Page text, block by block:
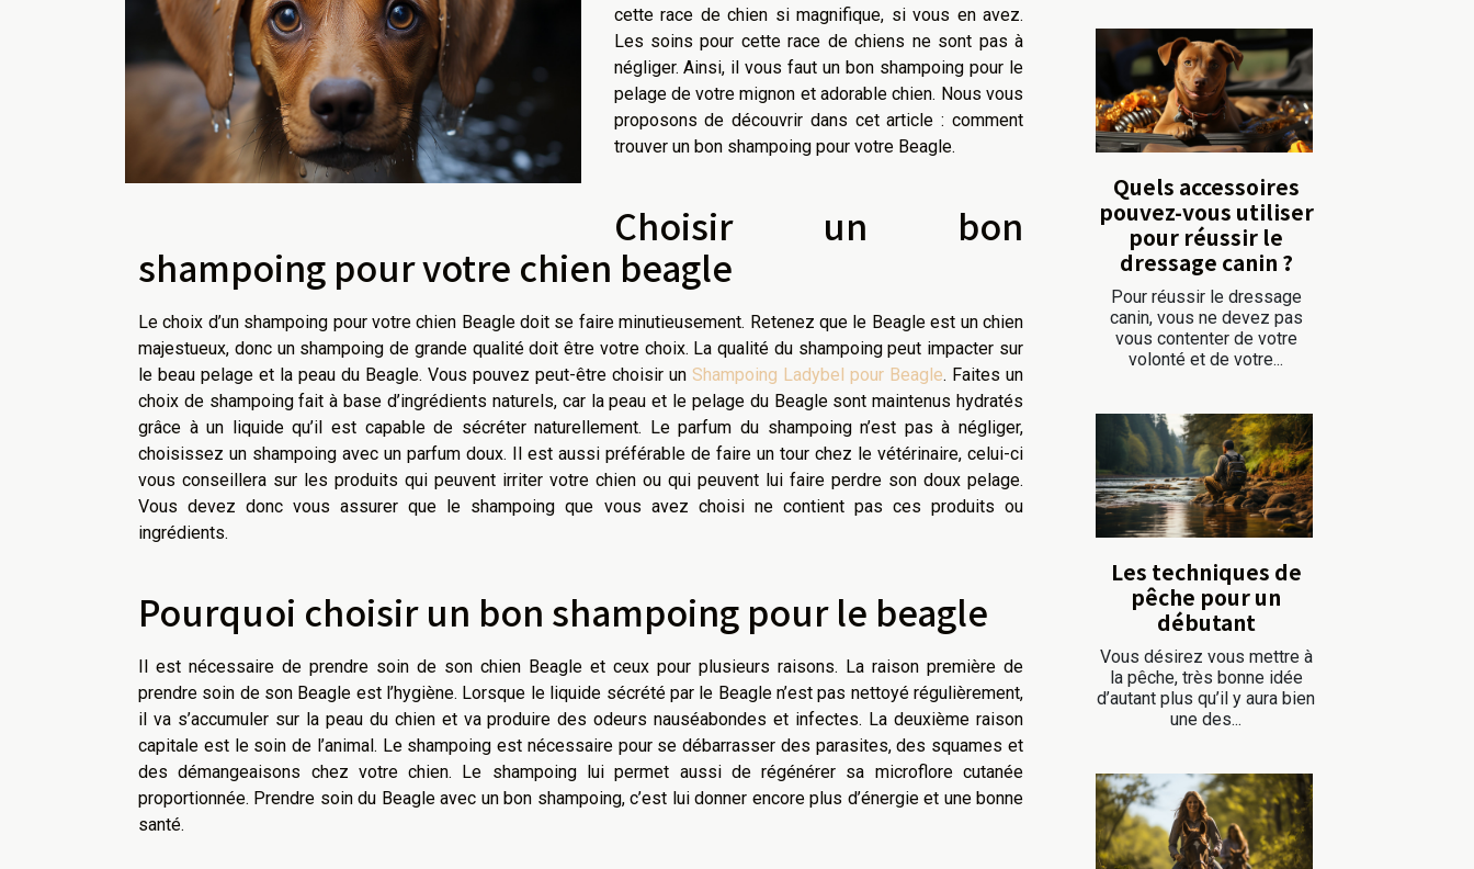
cette race de chien si magnifique, si vous en avez.
Les soins pour cette race de chiens ne sont pas à
négliger. Ainsi, il vous faut un bon shampoing pour le
pelage de votre mignon et adorable chien. Nous vous
proposons de découvrir dans cet article : comment
trouver un bon shampoing pour votre Beagle.
Choisir un bon
shampoing pour votre chien beagle
Le choix d’un shampoing pour votre chien Beagle doit se faire minutieusement. Retenez que le Beagle est un chien
majestueux, donc un shampoing de grande qualité doit être votre choix. La qualité du shampoing peut impacter sur
le beau pelage et la peau du Beagle. Vous pouvez peut-être choisir un Shampoing Ladybel pour Beagle. Faites un
choix de shampoing fait à base d’ingrédients naturels, car la peau et le pelage du Beagle sont maintenus hydratés
grâce à un liquide qu’il est capable de sécréter naturellement. Le parfum du shampoing n’est pas à négliger,
choisissez un shampoing avec un parfum doux. Il est aussi préférable de faire un tour chez le vétérinaire, celui-ci
vous conseillera sur les produits qui peuvent irriter votre chien ou qui peuvent lui faire perdre son doux pelage.
Vous devez donc vous assurer que le shampoing que vous avez choisi ne contient pas ces produits ou
ingrédients.
Pourquoi choisir un bon shampoing pour le beagle
Il est nécessaire de prendre soin de son chien Beagle et ceux pour plusieurs raisons. La raison première de
prendre soin de son Beagle est l’hygiène. Lorsque le liquide sécrété par le Beagle n’est pas nettoyé régulièrement,
il va s’accumuler sur la peau du chien et va produire des odeurs nauséabondes et infectes. La deuxième raison
capitale est le soin de l’animal. Le shampoing est nécessaire pour se débarrasser des parasites, des squames et
des démangeaisons chez votre chien. Le shampoing lui permet aussi de régénérer sa microflore cutanée
proportionnée. Prendre soin du Beagle avec un bon shampoing, c’est lui donner encore plus d’énergie et une bonne
santé.
Quels accessoires
pouvez-vous utiliser
pour réussir le
dressage canin ?
Pour réussir le dressage
canin, vous ne devez pas
vous contenter de votre
volonté et de votre...
Les techniques de
pêche pour un
débutant
Vous désirez vous mettre à
la pêche, très bonne idée
d’autant plus qu’il y aura bien
une des...